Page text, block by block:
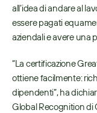
all’idea di andare al
essere pagati
aziendali e avere una
“La certificazione
ottiene facilmente:
dipendenti”, ha
Global Recognition di